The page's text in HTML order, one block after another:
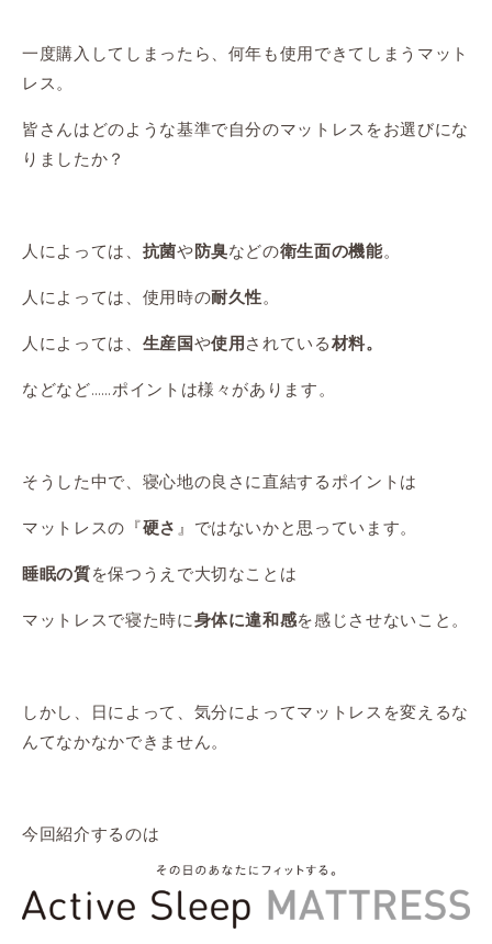
一度購入してしまったら、何年も使用できてしまうマット
レス。
皆さんはどのような基準で自分のマットレスをお選びにな
りましたか？
人によっては、 抗菌や防臭などの衛生面の機能。
人によっては、使用時の耐久性。
人によっては、 生産国や使用 されている材料。
などなど……ポイントは様々があります。
そうした中で、寝心地の良さに直結するポイントは
マットレスの『硬さ 』ではないかと思っています。
睡眠の質を保つうえで大切なことは
マットレスで寝た時に身体に違和感を感じさせないこと。
しかし、日によって、気分によってマットレスを変えるな
んてなかなかできません。
今回紹介するのは